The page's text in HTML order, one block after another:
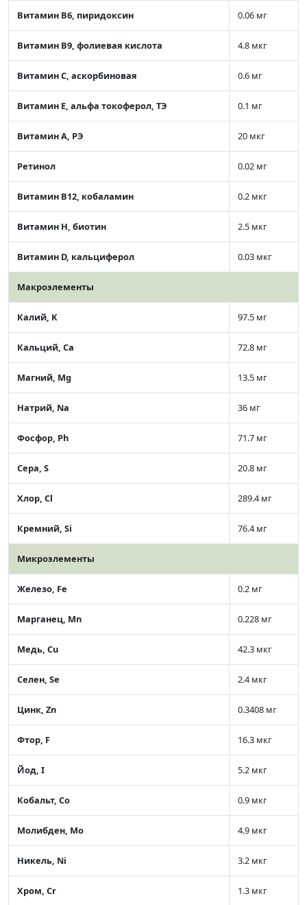
Витамин В6, пиридоксин 0.06 мг
Витамин В9, фолиевая кислота 4.8 мкг
Витамин C, аскорбиновая 0.6 мг
Витамин Е, альфа токоферол, ТЭ 0.1 мг
Витамин А, РЭ 20 мкг
Ретинол 0.02 мг
Витамин В12, кобаламин 0.2 мкг
Витамин Н, биотин 2.5 мкг
Витамин D, кальциферол 0.03 мкг
Макроэлементы
Калий, K 97.5 мг
Кальций, Ca 72.8 мг
Магний, Mg 13.5 мг
Натрий, Na 36 мг
Фосфор, Ph 71.7 мг
Сера, S 20.8 мг
Хлор, Cl 289.4 мг
Кремний, Si 76.4 мг
Микроэлементы
Железо, Fe 0.2 мг
Марганец, Mn 0.228 мг
Медь, Cu 42.3 мкг
Селен, Se 2.4 мкг
Цинк, Zn 0.3408 мг
Фтор, F 16.3 мкг
Йод, I 5.2 мкг
Кобальт, Co 0.9 мкг
Молибден, Mo 4.9 мкг
Никель, Ni 3.2 мкг
Хром, Cr 1.3 мкг